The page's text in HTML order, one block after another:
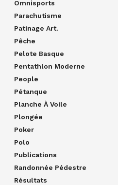
Omnisports
Parachutisme
Patinage Art.
Pêche
Pelote Basque
Pentathlon Moderne
People
Pétanque
Planche À Voile
Plongée
Poker
Polo
Publications
Randonnée Pédestre
Résultats